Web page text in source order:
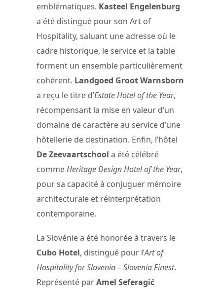
emblématiques. Kasteel Engelenburg
a été distingué pour son Art of
Hospitality, saluant une adresse où le
cadre historique, le service et la table
forment un ensemble particulièrement
cohérent. Landgoed Groot Warnsborn
a reçu le titre d’Estate Hotel of the Year,
récompensant la mise en valeur d’un
domaine de caractère au service d’une
hôtellerie de destination. Enfin, l’hôtel
De Zeevaartschool a été célébré
commeHeritage Design Hotel of the Year,
pour sa capacité à conjuguer mémoire
architecturale et réinterprétation
contemporaine.
La Slovénie a été honorée à travers le
Cubo Hotel, distingué pour l’Art of
Hospitality for Slovenia – Slovenia Finest.
Représenté parAmel Seferagić